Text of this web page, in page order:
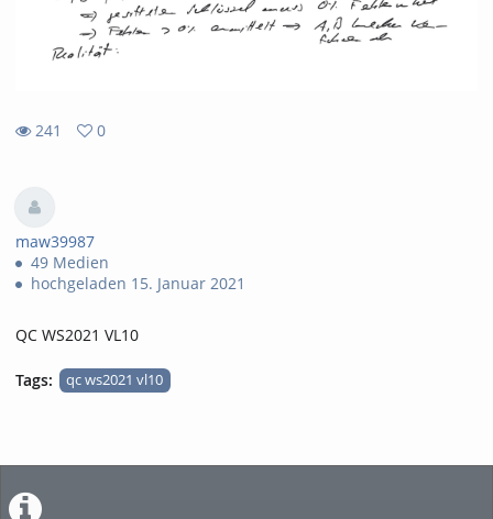
241
0
maw39987
49 Medien
hochgeladen 15. Januar 2021
QC WS2021 VL10
Tags: qc ws2021 vl10